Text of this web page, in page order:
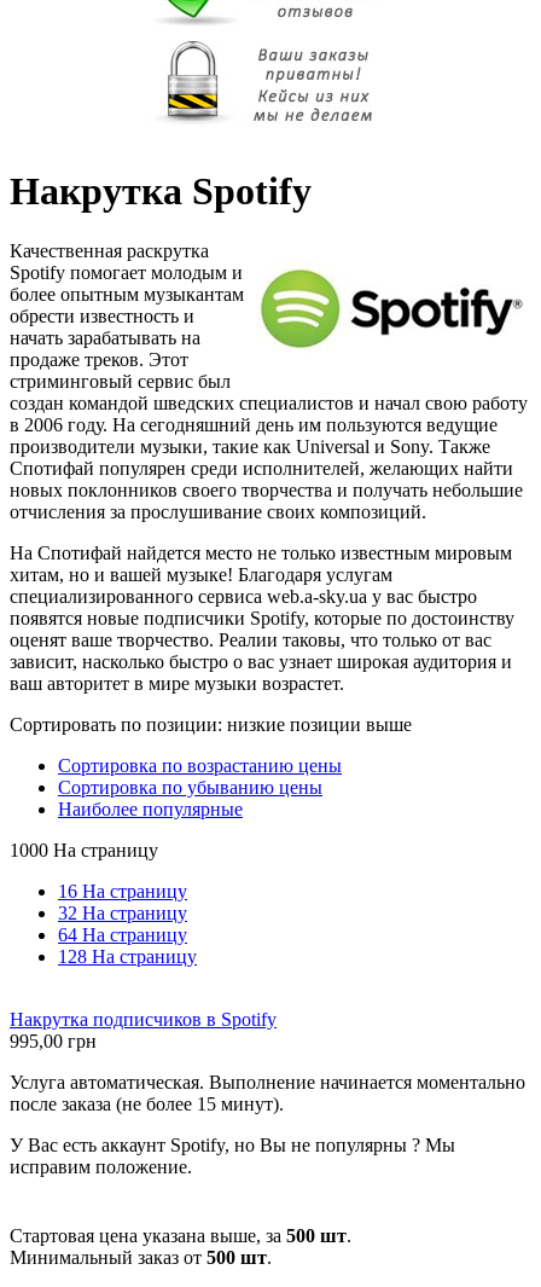
Накрутка Spotify
Качественная раскрутка
Spotify помогает молодым и
более опытным музыкантам
обрести известность и
начать зарабатывать на
продаже треков. Этот
стриминговый сервис был
создан командой шведских специалистов и начал свою работу
в 2006 году. На сегодняшний день им пользуются ведущие
производители музыки, такие как Universal и Sony. Также
Спотифай популярен среди исполнителей, желающих найти
новых поклонников своего творчества и получать небольшие
отчисления за прослушивание своих композиций.
На Спотифай найдется место не только известным мировым
хитам, но и вашей музыке! Благодаря услугам
специализированного сервиса web.a-sky.ua у вас быстро
появятся новые подписчики Spotify, которые по достоинству
оценят ваше творчество. Реалии таковы, что только от вас
зависит, насколько быстро о вас узнает широкая аудитория и
ваш авторитет в мире музыки возрастет.
Сортировать по позиции: низкие позиции выше
Сортировка по возрастанию цены
Сортировка по убыванию цены
Наиболее популярные
1000 На страницу
16 На страницу
32 На страницу
64 На страницу
128 На страницу
Накрутка подписчиков в Spotify
995,00 грн
Услуга автоматическая. Выполнение начинается моментально
после заказа (не более 15 минут).
У Вас есть аккаунт Spotify, но Вы не популярны ? Мы
исправим положение.
Стартовая цена указана выше, за 500 шт.
Минимальный заказ от 500 шт.